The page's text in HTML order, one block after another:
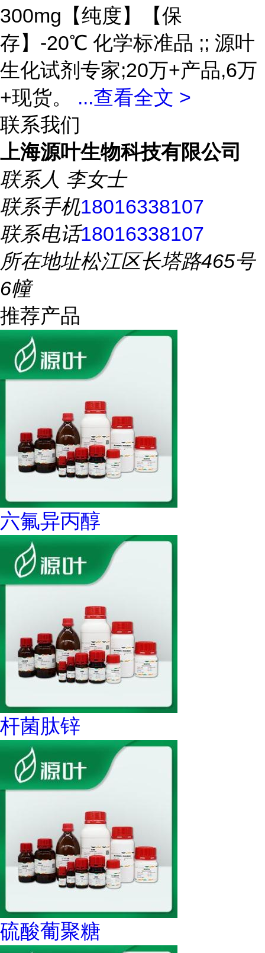
300mg【纯度】【保
存】-20℃ 化学标准品 ;; 源叶
生化试剂专家;20万+产品,6万
+现货。 ...查看全文 >
联系我们
上海源叶生物科技有限公司
联系人 李女士
联系手机18016338107
联系电话18016338107
所在地址松江区长塔路465号
6幢
推荐产品
六氟异丙醇
杆菌肽锌
硫酸葡聚糖